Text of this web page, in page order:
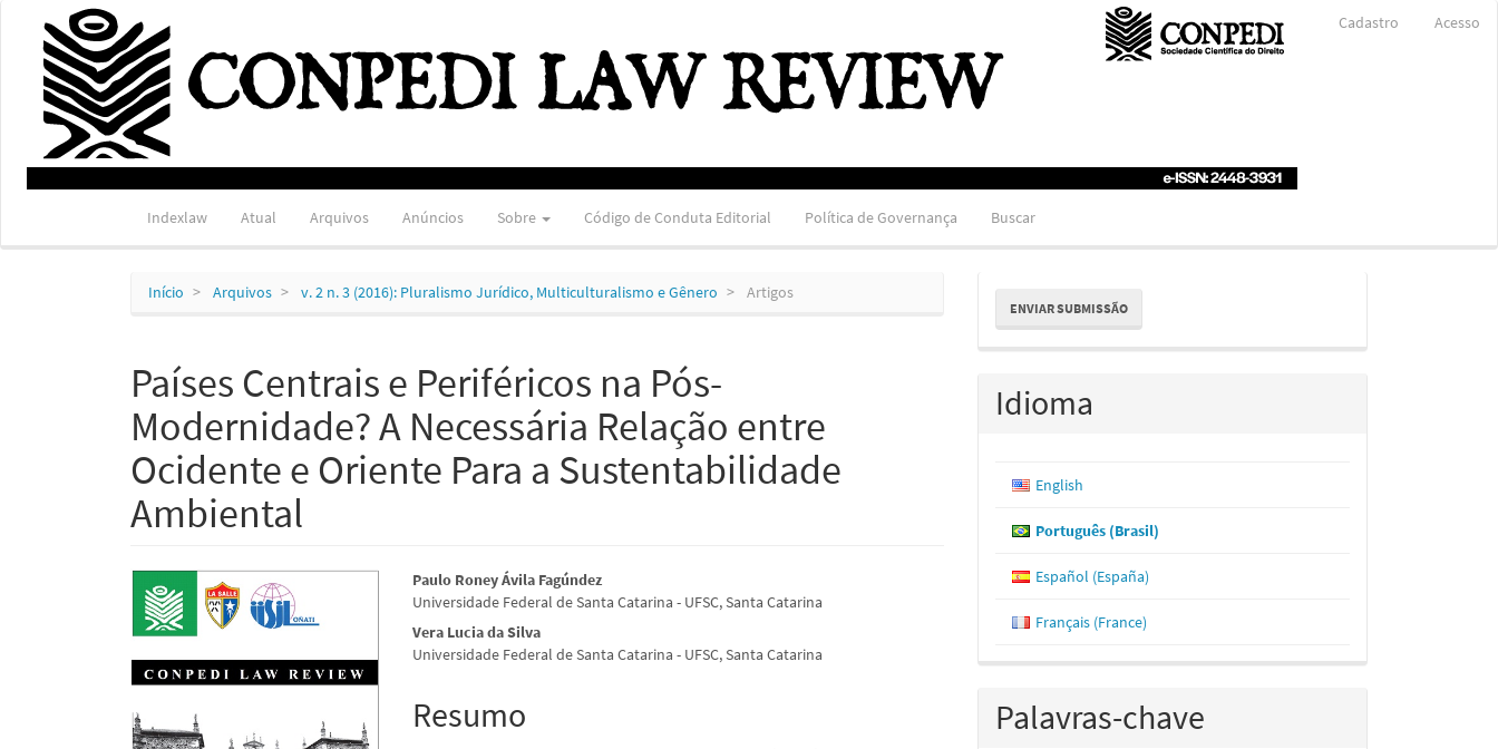
Navegação
Principal
Conteúdo
principal
Barra
Lateral
Cadastro Acesso
Indexlaw Atual Arquivos Anúncios Sobre Código de Conduta Editorial Política de Governança Buscar
Início Arquivos v. 2 n. 3 (2016): Pluralismo Jurídico, Multiculturalismo e Gênero Artigos
Países Centrais e Periféricos na Pós-
Modernidade? A Necessária Relação entre
Ocidente e Oriente Para a Sustentabilidade
Ambiental
Barra
lateral
de
artigos
Conteúdo
do
artigo
principal
Paulo Roney Ávila Fagúndez
Universidade Federal de Santa Catarina - UFSC, Santa Catarina
Vera Lucia da Silva
Universidade Federal de Santa Catarina - UFSC, Santa Catarina
Resumo
Enviar
Submissão
ENVIAR SUBMISSÃO
Idioma
English
Português (Brasil)
Español (España)
Français (France)
Palavras-chave